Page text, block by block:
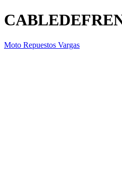
Moto Repuestos Vargas